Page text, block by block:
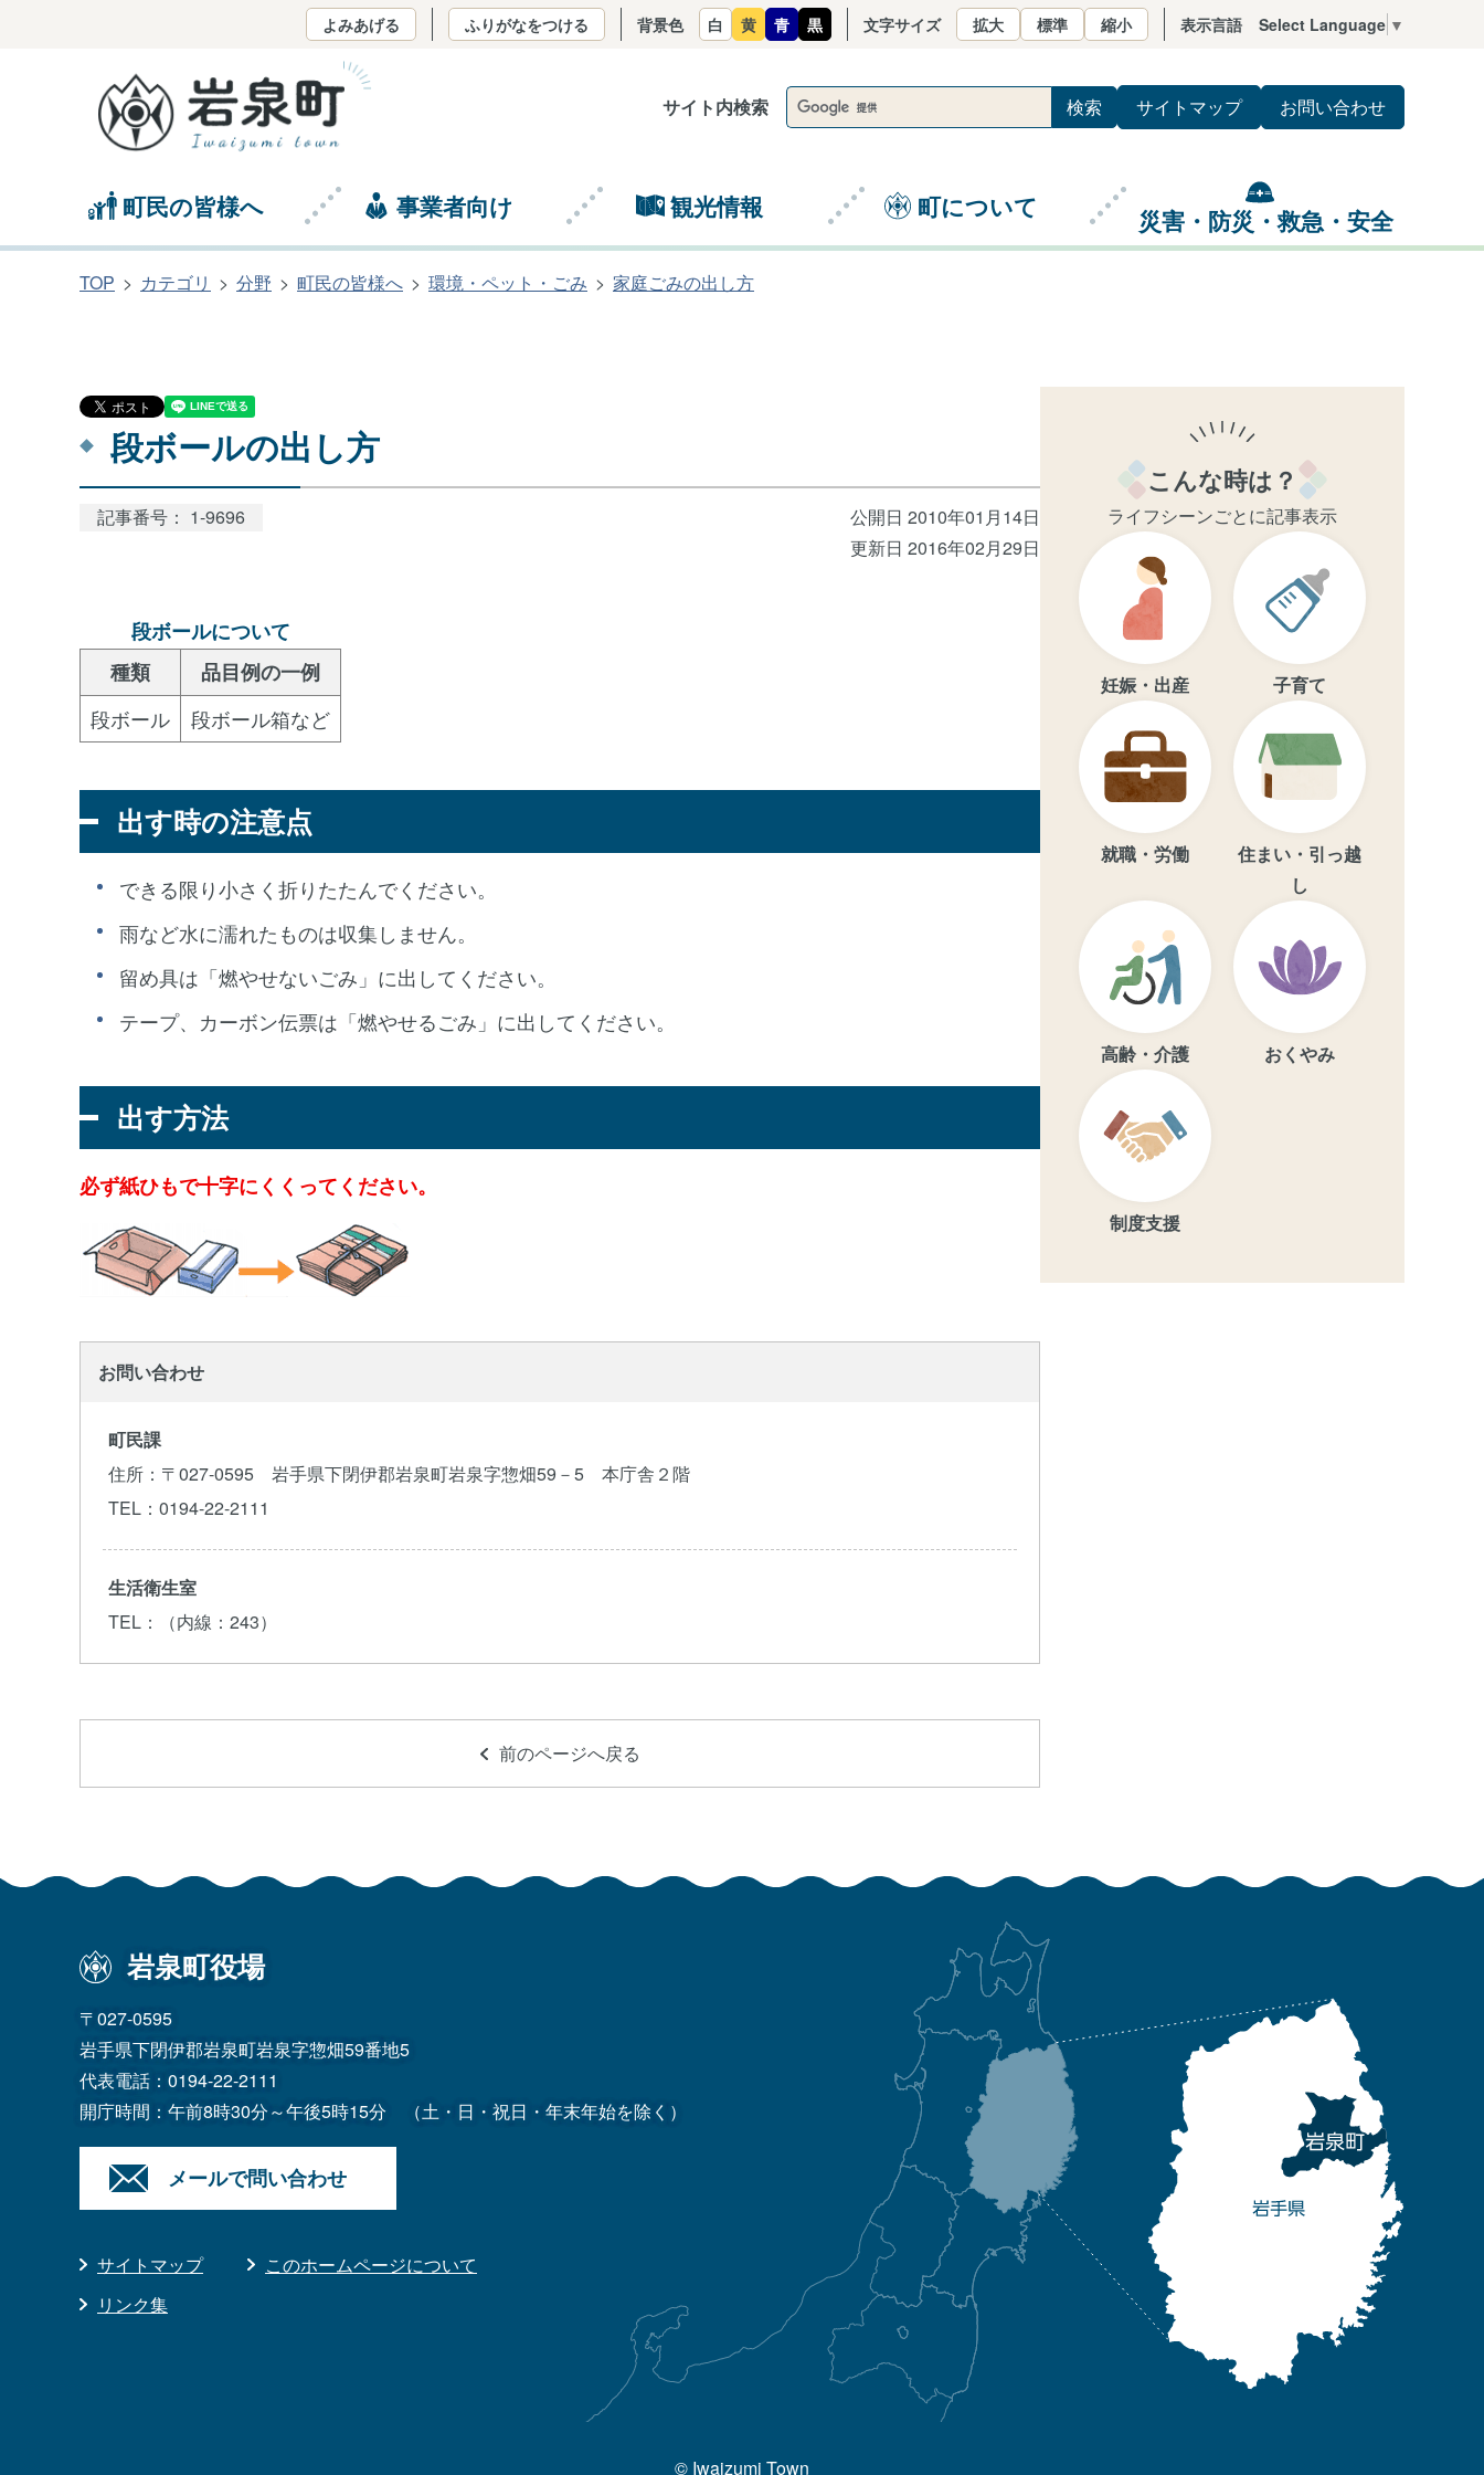
サイト内検索 サイトマップ お問い合わせ
町民の皆様へ 事業者向け 観光情報 町について 災害・防災・救急・安全
よみあげる ふりがなをつける 背景色 白 黄 青 黒 文字サイズ 拡大 標準 縮小 表示言語 Select Language ▼
TOP カテゴリ 分野 町民の皆様へ 環境・ペット・ごみ 家庭ごみの出し方
段ボールの出し方
記事番号： 1-9696
公開日 2010年01月14日
更新日 2016年02月29日
段ボールについて
種類
品目例の一例
段ボール
段ボール箱など
出す時の注意点
できる限り小さく折りたたんでください。
雨など水に濡れたものは収集しません。
留め具は「燃やせないごみ」に出してください。
テープ、カーボン伝票は「燃やせるごみ」に出してください。
出す方法
必ず紙ひもで十字にくくってください。
お問い合わせ
町民課
住所 ：〒027-0595 岩手県下閉伊郡岩泉町岩泉字惣畑59－5 本庁舎２階
TEL ：0194-22-2111
生活衛生室
TEL ：（内線：243）
前のページへ戻る
こんな時は？
ライフシーンごとに記事表示
妊娠・出産 子育て
就職・労働
住まい・引っ越
し
高齢・介護 おくやみ
制度支援
岩泉町役場
〒027-0595
岩手県下閉伊郡岩泉町岩泉字惣畑59番地5
代表電話： 0194-22-2111
開庁時間：午前8時30分～午後5時15分
（土・日・祝日・年末年始を除く）
メールで問い合わせ
サイトマップ
このホームページについて
リンク集
© Iwaizumi Town